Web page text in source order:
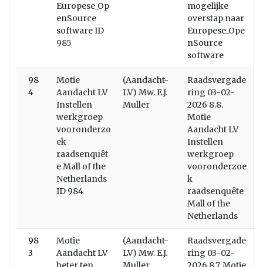
Europese_Op
enSource
software ID
985
mogelijke
overstap naar
Europese_Ope
nSource
software
98
4
Motie
Aandacht LV
Instellen
werkgroep
vooronderzo
ek
raadsenquêt
e Mall of the
Netherlands
ID 984
(Aandacht-
LV) Mw. E.J.
Muller
Raadsvergade
ring 03-02-
2026 8.8.
Motie
Aandacht LV
Instellen
werkgroep
vooronderzoe
k
raadsenquête
Mall of the
Netherlands
98
3
Motie
Aandacht LV
(Aandacht-
LV) Mw. E.J.
Raadsvergade
ring 03-02-